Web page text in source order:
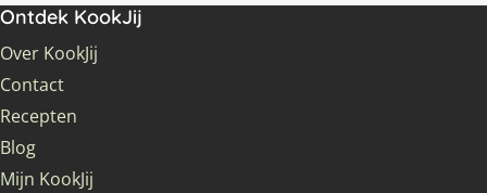
Ontdek KookJij
Over KookJij
Contact
Recepten
Blog
Mijn KookJij